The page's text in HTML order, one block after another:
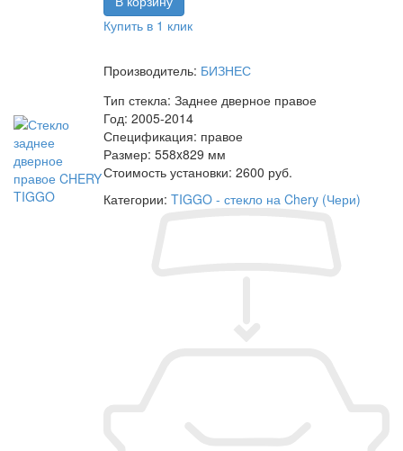
Купить в 1 клик
Производитель: БИЗНЕС
Тип стекла: Заднее дверное правое
Год: 2005-2014
Спецификация: правое
Размер: 558x829 мм
Стоимость установки: 2600 руб.
Категории: TIGGO - стекло на Chery (Чери)